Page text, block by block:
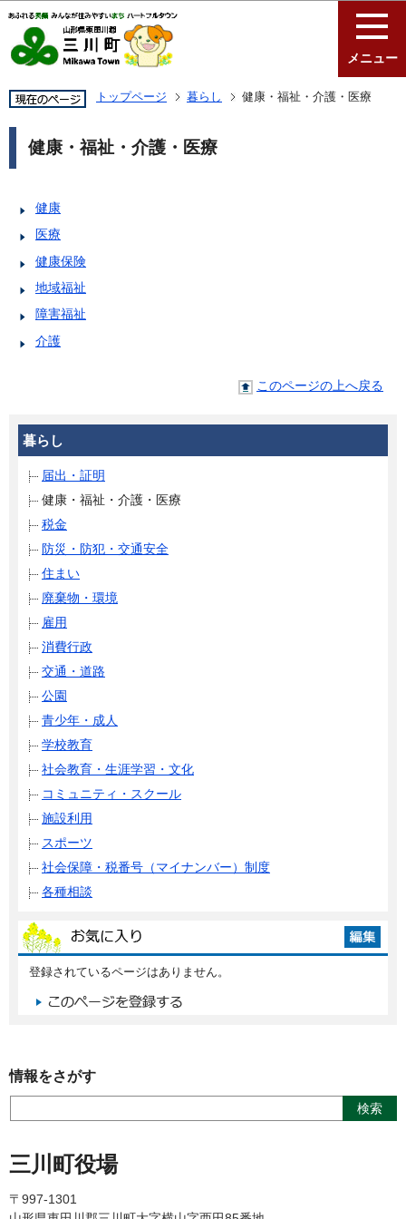
メニュー
トップページ 暮らし 健康・福祉・介護・医療
健康・福祉・介護・医療
健康
医療
健康保険
地域福祉
障害福祉
介護
このページの上へ戻る
暮らし
届出・証明
健康・福祉・介護・医療
税金
防災・防犯・交通安全
住まい
廃棄物・環境
雇用
消費行政
交通・道路
公園
青少年・成人
学校教育
社会教育・生涯学習・文化
コミュニティ・スクール
施設利用
スポーツ
社会保障・税番号（マイナンバー）制度
各種相談
登録されているページはありません。
情報をさがす
三川町役場
〒997-1301